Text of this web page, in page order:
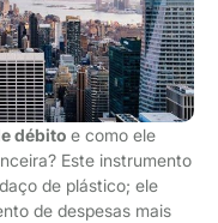
débito e como ele
Este instrumento
de plástico; ele
de despesas mais